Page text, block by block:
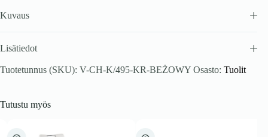
Kuvaus
Lisätiedot
Tuotetunnus (SKU): V-CH-K/495-KR-BEŻOWY Osasto: Tuolit
Tutustu myös